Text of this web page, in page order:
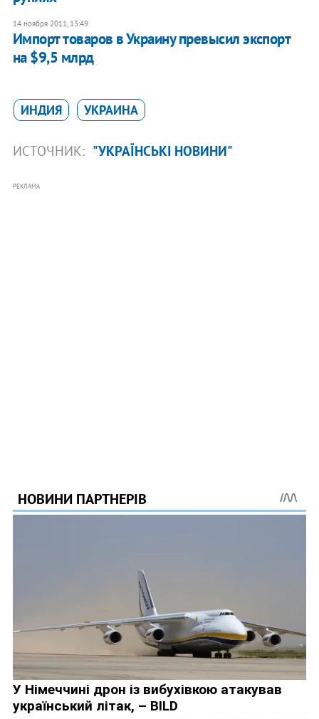
14 ноября 2011, 13:49
Импорт товаров в Украину превысил экспорт
на $9,5 млрд
ИНДИЯ УКРАИНА
ИСТОЧНИК: "УКРАЇНСЬКІ НОВИНИ"
РЕКЛАМА